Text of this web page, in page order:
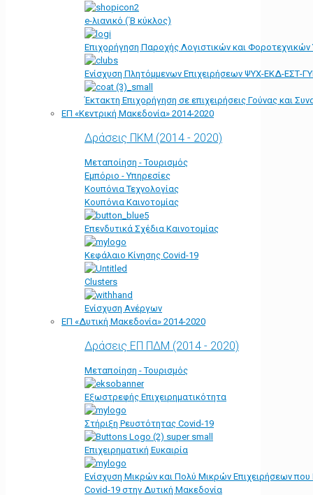
e-λιανικό (΄Β κύκλος)
Επιχορήγηση Παροχής Λογιστικών και
Ενίσχυση Πλητόμμενων Επιχειρήσεων ΨΥΧ-ΕΚΔ-ΕΣΤ-
Έκτακτη Επιχορήγηση σε επιχειρήσεις Γούνας και
ΕΠ «Kεντρική Μακεδονία» 2014-2020
Δράσεις ΠΚΜ (2014 - 2020)
Μεταποίηση - Τουρισμός
Εμπόριο - Υπηρεσίες
Κουπόνια Τεχνολογίας
Κουπόνια Καινοτομίας
Επενδυτικά Σχέδια Καινοτομίας
Κεφάλαιο Κίνησης Covid-19
Clusters
Ενίσχυση Ανέργων
ΕΠ «Δυτική Μακεδονία» 2014-2020
Δράσεις ΕΠ ΠΔΜ (2014 - 2020)
Μεταποίηση - Τουρισμός
Εξωστρεφής Επιχειρηματικότητα
Στήριξη Ρευστότητας Covid-19
Επιχειρηματική Ευκαιρία
Ενίσχυση Μικρών και Πολύ Μικρών Επιχειρήσεων
Covid-19 στην Δυτική Μακεδονία